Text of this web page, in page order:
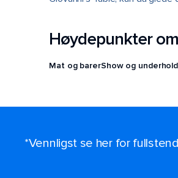
Høydepunkter
Mat og barerShow og
*Vennligst se her for